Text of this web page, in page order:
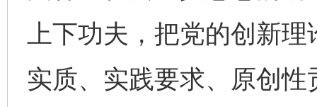
上下功夫，把党的创新
实质、实践要求、原创